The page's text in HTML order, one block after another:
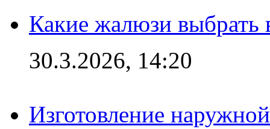
Какие жалюзи выбрать
30.3.2026, 14:20
Изготовление